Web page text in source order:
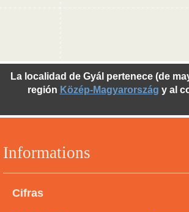
Informations
Cifras
La localidad de Gyál pertenece (de
región Közép-Magyarország y al